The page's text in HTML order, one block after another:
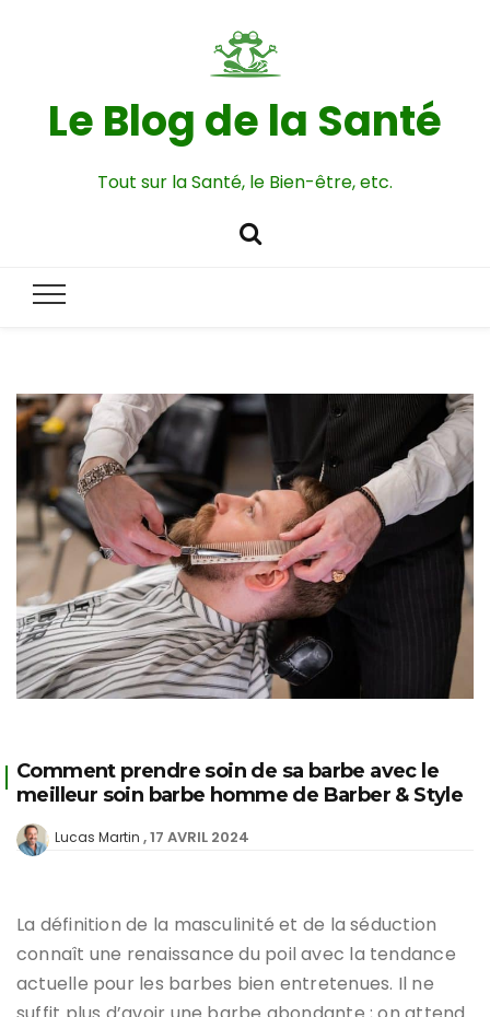
Le Blog de la Santé
Tout sur la Santé, le Bien-être, etc.
Comment prendre soin de sa barbe avec le
meilleur soin barbe homme de Barber & Style
Lucas Martin 17 AVRIL 2024
La définition de la masculinité et de la séduction
connaît une renaissance du poil avec la tendance
actuelle pour les barbes bien entretenues. Il ne